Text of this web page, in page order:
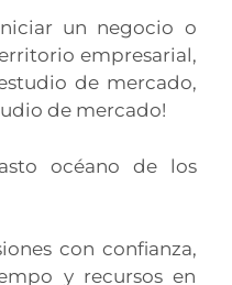
un negocio o
empresarial,
de mercado,
de mercado!
océano de los
con confianza,
y recursos en